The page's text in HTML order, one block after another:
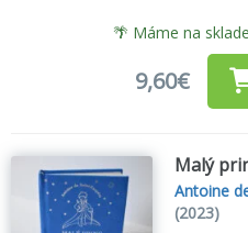
🌴 Máme na
9,60€
Malý
Antoine
(2023)